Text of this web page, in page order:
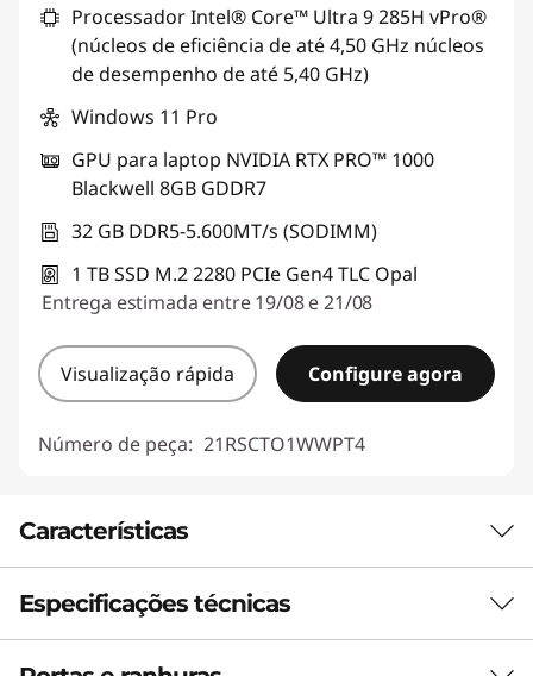
Processador Intel® Core™ Ultra 9 285H vPro®
(núcleos de eficiência de até 4,50 GHz núcleos
de desempenho de até 5,40 GHz)
Windows 11 Pro
GPU para laptop NVIDIA RTX PRO™ 1000
Blackwell 8GB GDDR7
32 GB DDR5-5.600MT/s (SODIMM)
1 TB SSD M.2 2280 PCIe Gen4 TLC Opal
Entrega estimada entre 19/08 e 21/08
Visualização rápida Configure agora
Número de peça: 21RSCTO1WWPT4
Características
DESEMPENHO E FIABILIDADE DE NÍVEL
Especificações técnicas